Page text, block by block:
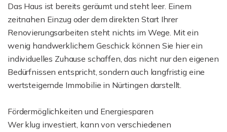
Das Haus ist bereits geräumt und steht leer. Einem
zeitnahen Einzug oder dem direkten Start Ihrer
Renovierungsarbeiten steht nichts im Wege. Mit ein
wenig handwerklichem Geschick können Sie hier ein
individuelles Zuhause schaffen, das nicht nur den eigenen
Bedürfnissen entspricht, sondern auch langfristig eine
wertsteigernde Immobilie in Nürtingen darstellt.
Fördermöglichkeiten und Energiesparen
Wer klug investiert, kann von verschiedenen